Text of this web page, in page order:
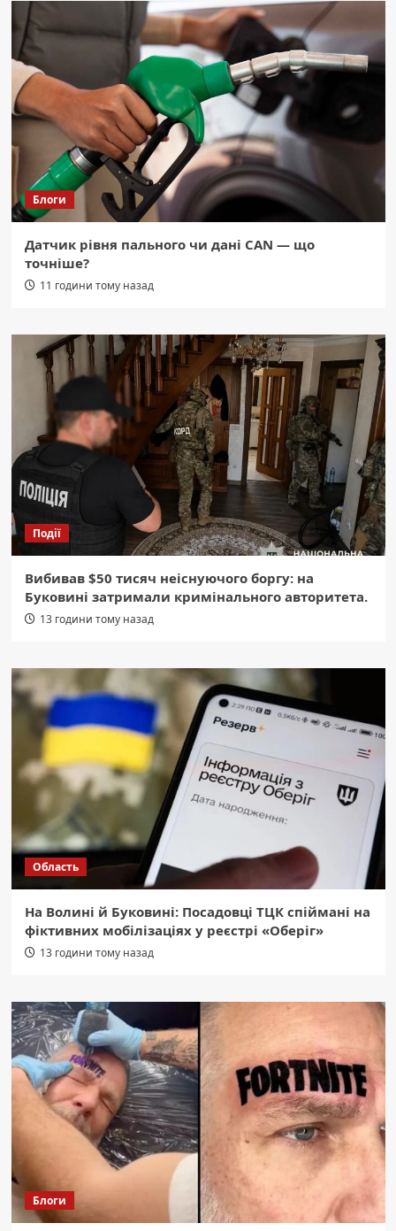
Блоги
Датчик рівня пального чи дані CAN — що
точніше?
11 години тому назад
Події
Вибивав $50 тисяч неіснуючого боргу: на
Буковині затримали кримінального авторитета.
13 години тому назад
Область
На Волині й Буковині: Посадовці ТЦК спіймані на
фіктивних мобілізаціях у реєстрі «Оберіг»
13 години тому назад
Блоги